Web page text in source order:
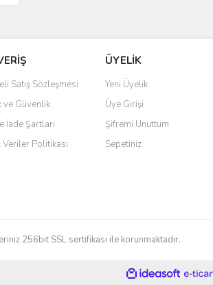
Satış Sözleşmesi
ve Güvenlik
İade Şartları
Veriler Politikası
ÜYELİK
Yeni Üyelik
Üye Girişi
Şifremi Unuttum
Sepetiniz
256bit SSL sertifikası ile korunmaktadır.
ideasoft